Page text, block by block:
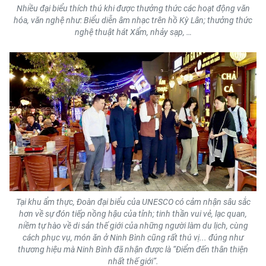
TIN MỚI
TIN ĐỊA PHƯƠNG
Trung du và miền núi phía Bắc
Đồng bằng sông Hồng
Bắc Trung Bộ
Duyên hải Nam Trung Bộ và Tây
Nguyên
Đông Nam Bộ
Đồng bằng sông Cửu Long
Chuyên trang Hà Nội
Nhiều đại biểu thích thú khi được thưởng thức các hoạt động văn
hóa, văn nghệ như: Biểu diễn âm nhạc trên hồ Kỳ Lân; thưởng thức
nghệ thuật hát Xẩm, nhảy sạp, …
Tại khu ẩm thực, Đoàn đại biểu của UNESCO có cảm nhận sâu sắc
hơn về sự đón tiếp nồng hậu của tỉnh; tinh thần vui vẻ, lạc quan,
niềm tự hào về di sản thế giới của những người làm du lịch, cùng
cách phục vụ, món ăn ở Ninh Bình cũng rất thú vị... đúng như
thương hiệu mà Ninh Bình đã nhận được là “Điểm đến thân thiện
nhất thế giới”.